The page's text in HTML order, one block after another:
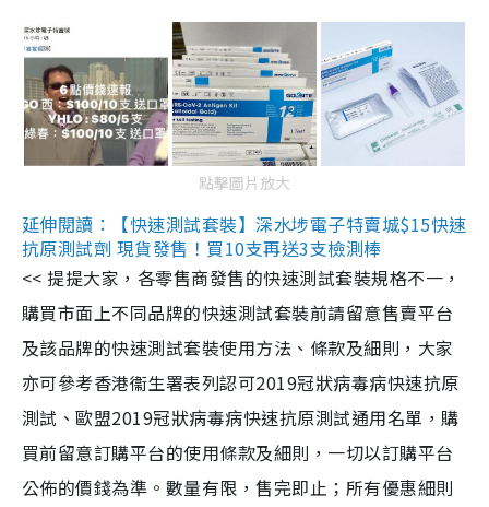
點擊圖片放大
延伸閱讀：【快速測試套裝】深水埗電子特賣城$15快速
抗原測試劑 現貨發售！買10支再送3支檢測棒
<< 提提大家，各零售商發售的快速測試套裝規格不一，
購買市面上不同品牌的快速測試套裝前請留意售賣平台
及該品牌的快速測試套裝使用方法、條款及細則，大家
亦可參考香港衞生署表列認可2019冠狀病毒病快速抗原
測試、歐盟2019冠狀病毒病快速抗原測試通用名單，購
買前留意訂購平台的使用條款及細則，一切以訂購平台
公佈的價錢為準。數量有限，售完即止；所有優惠細則